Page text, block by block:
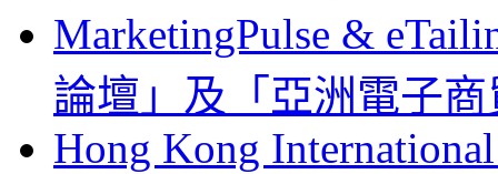
MarketingPulse &
論壇」及「亞洲電子商
Hong Kong